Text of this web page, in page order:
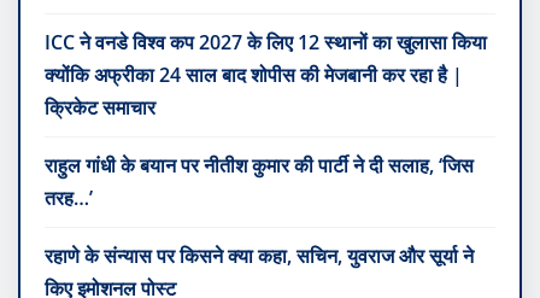
ICC ने वनडे विश्व कप 2027 के लिए 12 स्थानों का खुलासा किया
क्योंकि अफ्रीका 24 साल बाद शोपीस की मेजबानी कर रहा है |
क्रिकेट समाचार
राहुल गांधी के बयान पर नीतीश कुमार की पार्टी ने दी सलाह, ‘जिस
तरह…’
रहाणे के संन्यास पर किसने क्या कहा, सचिन, युवराज और सूर्या ने
किए इमोशनल पोस्ट